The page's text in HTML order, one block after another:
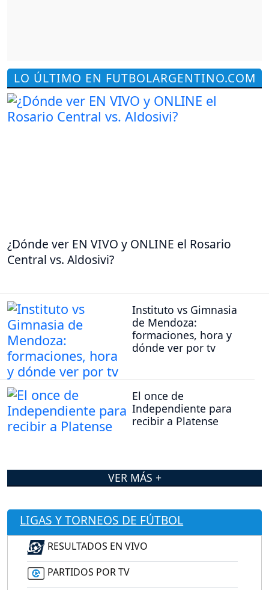
LO ÚLTIMO EN FUTBOLARGENTINO.COM
¿Dónde ver EN VIVO y ONLINE el Rosario
Central vs. Aldosivi?
Instituto vs Gimnasia
de Mendoza:
formaciones, hora y
dónde ver por tv
El once de
Independiente para
recibir a Platense
VER MÁS +
LIGAS Y TORNEOS DE FÚTBOL
RESULTADOS EN VIVO
PARTIDOS POR TV